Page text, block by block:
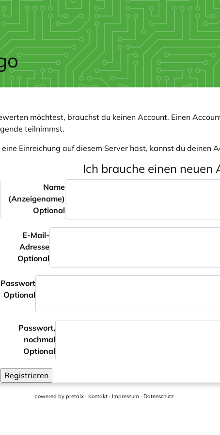
möchtest, brauchst du keinen Account. Einen
teilnimmst.
Einreichung auf diesem Server hast, kannst du deinen
Ich brauche einen neuen
Name
(Anzeigename)
Optional
E-Mail-
Adresse
Optional
Passwort
Optional
Passwort,
nochmal
Optional
Registrieren
powered by pretalx · Kontakt · Impressum · Datenschutz